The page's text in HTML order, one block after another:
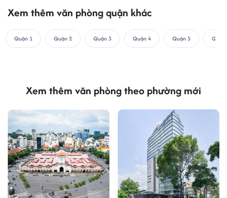
Xem thêm văn phòng quận khác
Quận 1 Quận 2 Quận 3 Quận 4 Quận 5 Quận
Xem thêm văn phòng theo phường mới